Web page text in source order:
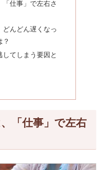
仕事」で左右さ
どんどん遅くなっ
？
てしまう要因と
「仕事」で左右